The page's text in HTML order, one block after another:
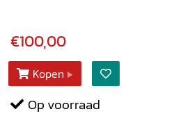
€100,00
Kopen
Op voorraad